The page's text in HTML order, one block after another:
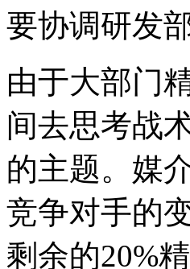
要协调研发
由于大部门
间去思考战
的主题。媒
竞争对手的
剩余的20%